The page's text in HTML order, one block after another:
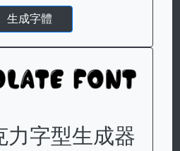
生成字體
力字型生成器